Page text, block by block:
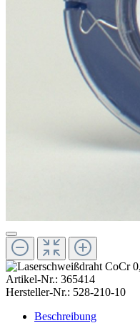
Artikel-Nr.: 365414
Hersteller-Nr.: 528-210-10
Beschreibung